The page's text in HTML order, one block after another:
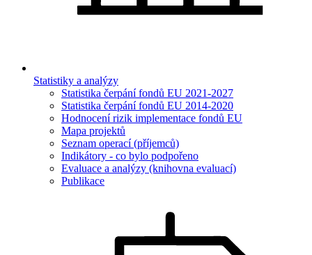
Statistiky a analýzy
Statistika čerpání fondů EU 2021-2027
Statistika čerpání fondů EU 2014-2020
Hodnocení rizik implementace fondů EU
Mapa projektů
Seznam operací (příjemců)
Indikátory - co bylo podpořeno
Evaluace a analýzy (knihovna evaluací)
Publikace